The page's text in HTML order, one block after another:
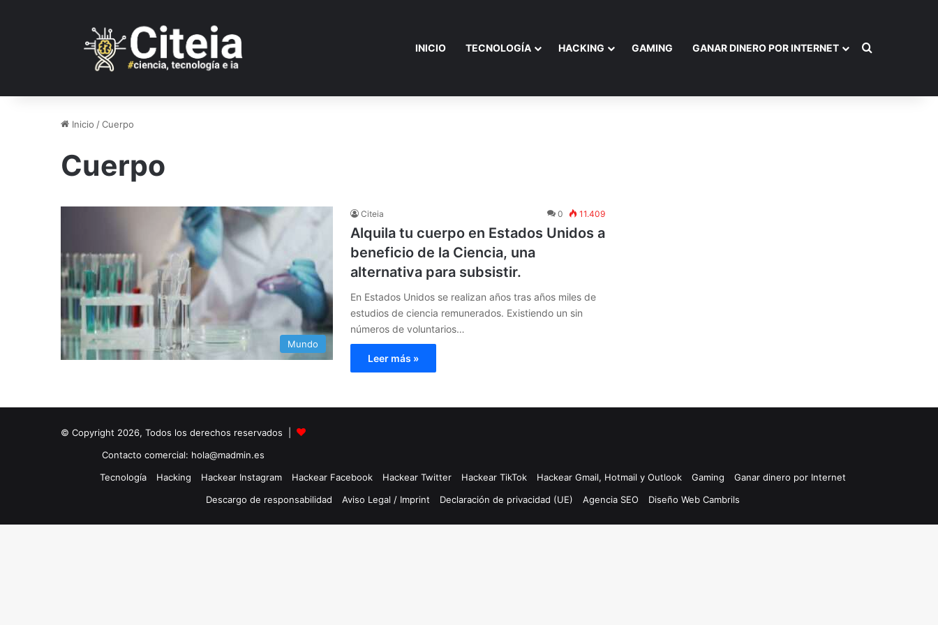
INICIO TECNOLOGÍA HACKING GAMING GANAR DINERO POR INTERNET Buscar por
Inicio /Cuerpo
Cuerpo
Mundo
Citeia 0 11.409
Alquila tu cuerpo en Estados Unidos a
beneficio de la Ciencia, una
alternativa para subsistir.
En Estados Unidos se realizan años tras años miles de
estudios de ciencia remunerados. Existiendo un sin
números de voluntarios…
Leer más »
© Copyright 2026, Todos los derechos reservados |
Contacto comercial: hola@madmin.es
Tecnología
Hacking Hackear Instagram Hackear Facebook Hackear Twitter Hackear TikTok Hackear Gmail, Hotmail y Outlook Gaming
Ganar dinero por Internet
Descargo de responsabilidad
Aviso Legal / Imprint Declaración de privacidad (UE) Agencia SEO Diseño Web Cambrils